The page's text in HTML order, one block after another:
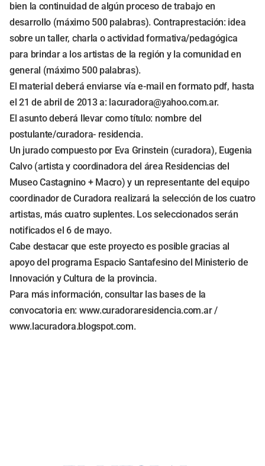
bien la continuidad de algún proceso de trabajo en
desarrollo (máximo 500 palabras). Contraprestación: idea
sobre un taller, charla o actividad formativa/pedagógica
para brindar a los artistas de la región y la comunidad en
general (máximo 500 palabras).
El material deberá enviarse vía e-mail en formato pdf, hasta
el 21 de abril de 2013 a: lacuradora@yahoo.com.ar.
El asunto deberá llevar como título: nombre del
postulante/curadora- residencia.
Un jurado compuesto por Eva Grinstein (curadora), Eugenia
Calvo (artista y coordinadora del área Residencias del
Museo Castagnino + Macro) y un representante del equipo
coordinador de Curadora realizará la selección de los cuatro
artistas, más cuatro suplentes. Los seleccionados serán
notificados el 6 de mayo.
Cabe destacar que este proyecto es posible gracias al
apoyo del programa Espacio Santafesino del Ministerio de
Innovación y Cultura de la provincia.
Para más información, consultar las bases de la
convocatoria en: www.curadoraresidencia.com.ar /
www.lacuradora.blogspot.com.